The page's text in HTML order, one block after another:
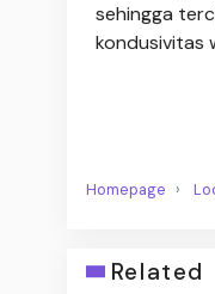
sehingga
kondusivitas
Homepage
Related